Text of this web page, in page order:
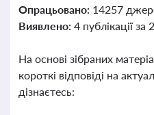
Опрацьовано: 14257
Виявлено: 4 публікації за
На основі зібраних
короткі відповіді на
дізнаєтесь: